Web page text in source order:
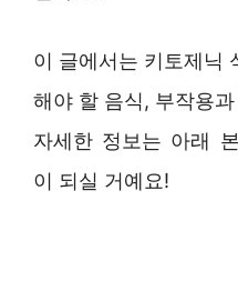
이 글에서는 키토제닉
해야 할 음식, 부작용
자세한 정보는 아래
이 되실 거예요!